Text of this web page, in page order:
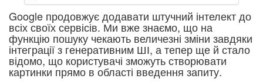
Google продовжує додавати штучний інтелект до
всіх своїх сервісів. Ми вже знаємо, що на
функцію пошуку чекають величезні зміни завдяки
інтеграції з генеративним ШІ, а тепер ще й стало
відомо, що користувачі зможуть створювати
картинки прямо в області введення запиту.